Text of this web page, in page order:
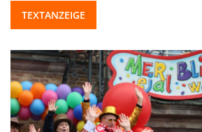
TEXTANZEIGE